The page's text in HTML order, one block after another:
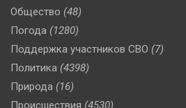
Общество (48)
Погода (1280)
Поддержка участников СВО (7)
Политика (4398)
Природа (16)
Происшествия (4530)